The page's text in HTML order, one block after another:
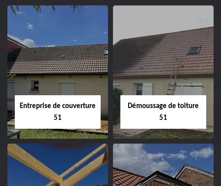
Entreprise de couverture
51
Démoussage de toiture
51